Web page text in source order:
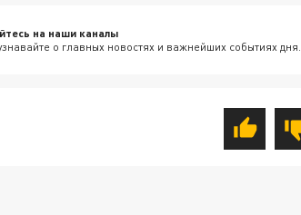
на наши каналы
о главных новостях и важнейших событиях дня.